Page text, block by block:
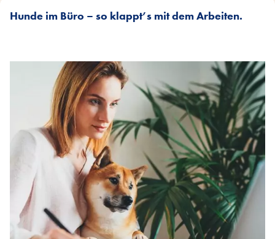
Hunde im Büro – so klappt’s mit dem Arbeiten.